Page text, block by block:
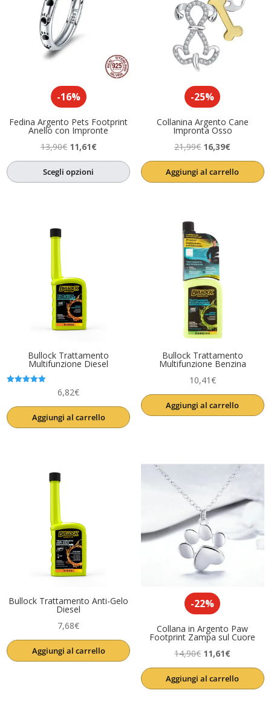
-16%
Fedina Argento Pets Footprint
Anello con Impronte
13,90€ Il
prezzo
originale
11,61€Il
prezzo
Scegli opzioni
-25%
Collanina Argento Cane
Impronta Osso
21,99€ Il
prezzo
originale
16,39€Il
prezzo
attuale
Aggiungi al carrello
Bullock Trattamento
Multifunzione Diesel
6,82€
Aggiungi al carrello
Bullock Trattamento
Multifunzione Benzina
10,41€
Aggiungi al carrello
Bullock Trattamento Anti-Gelo
Diesel
7,68€
Aggiungi al carrello
-22%
Collana in Argento Paw
Footprint Zampa sul Cuore
14,90€ Il
prezzo
originale
11,61€Il
prezzo
attuale
Aggiungi al carrello